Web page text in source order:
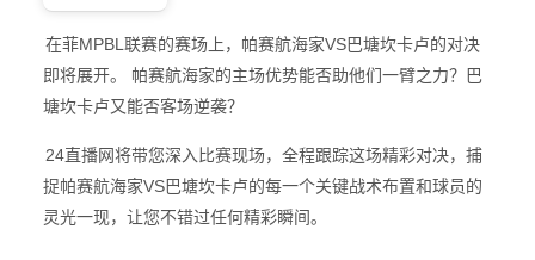
在菲MPBL联赛的赛场上，帕赛航海家VS巴塘坎卡卢的对决
即将展开。 帕赛航海家的主场优势能否助他们一臂之力？巴
塘坎卡卢又能否客场逆袭？
24直播网将带您深入比赛现场，全程跟踪这场精彩对决，捕
捉帕赛航海家VS巴塘坎卡卢的每一个关键战术布置和球员的
灵光一现，让您不错过任何精彩瞬间。